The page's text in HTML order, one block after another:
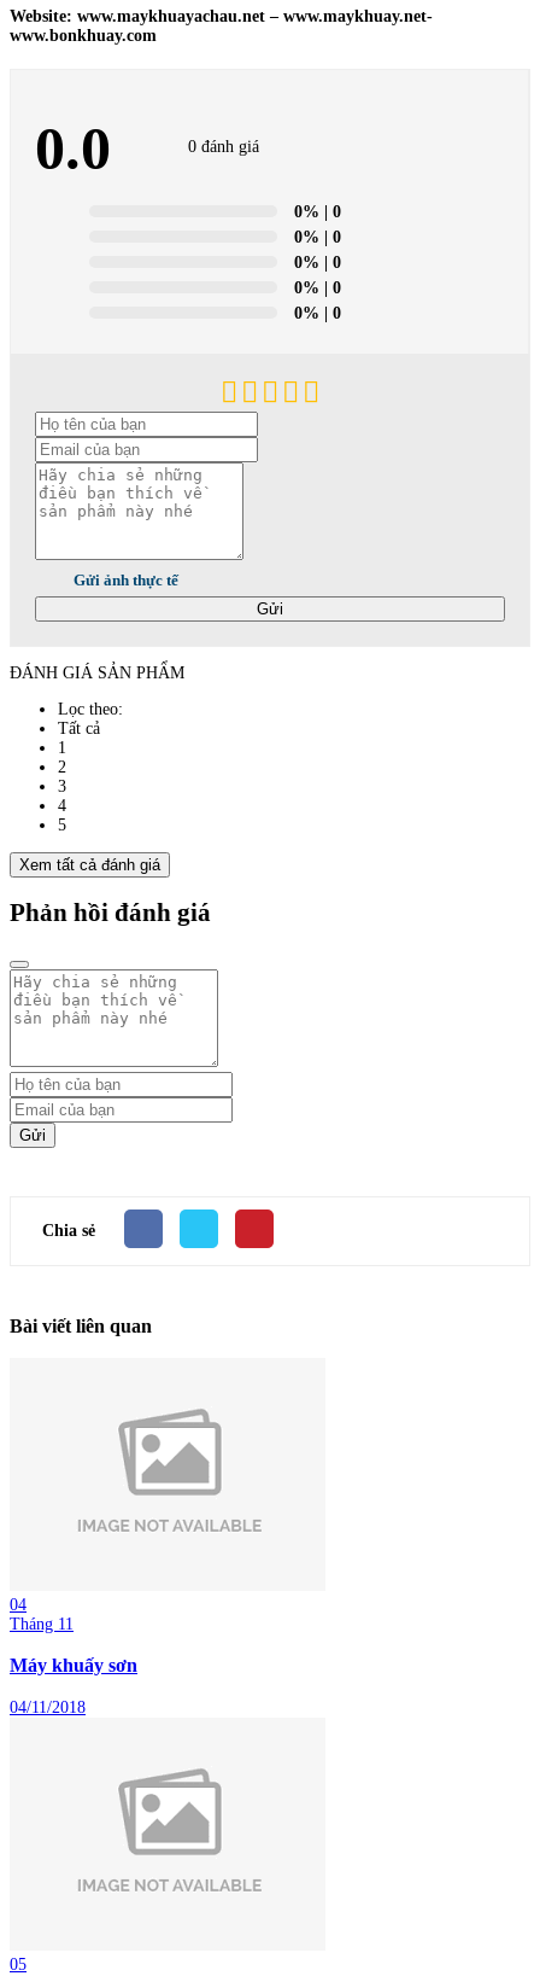
Website: www.maykhuayachau.net – www.maykhuay.net-
www.bonkhuay.com
0.0 0 đánh giá
0% | 0
0% | 0
0% | 0
0% | 0
0% | 0
Gửi ảnh thực tế
Gửi
ĐÁNH GIÁ SẢN PHẨM
Lọc theo:
Tất cả
1
2
3
4
5
Xem tất cả đánh giá
Phản hồi đánh giá
Gửi
Chia sẻ
Bài viết liên quan
04
Tháng 11
Máy khuấy sơn
04/11/2018
05